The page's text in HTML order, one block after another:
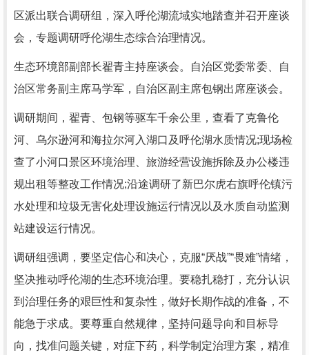
区派出联合调研组，深入呼伦湖流域实地踏查并召开座谈
会，专题调研呼伦湖生态综合治理情况。
生态环境部副部长翟青主持座谈会。自治区党委常委、自
治区常务副主席马学军，自治区副主席包钢出席座谈会。
调研期间，翟青、包钢等驱车千余公里，查看了克鲁伦
河、乌尔逊河和海拉尔河入湖口及呼伦湖水质情况;现场检
查了小河口景区环境治理、旅游经营设施拆除及办公楼违
规出租等整改工作情况;沿途调研了新巴尔虎右旗呼伦镇污
水处理和垃圾无害化处理设施运行情况以及水质自动监测
站建设运行情况。
调研组强调，要坚定信心和决心，克服“厌战”“畏难”情绪，
坚决推动呼伦湖的生态环境治理。要稳扎稳打，充分认识
到治理任务的艰巨性和复杂性，做好长期作战的准备，不
能急于求成。要尊重自然规律，坚持问题导向和目标导
向，找准问题关键，对症下药，科学制定治理方案，精准